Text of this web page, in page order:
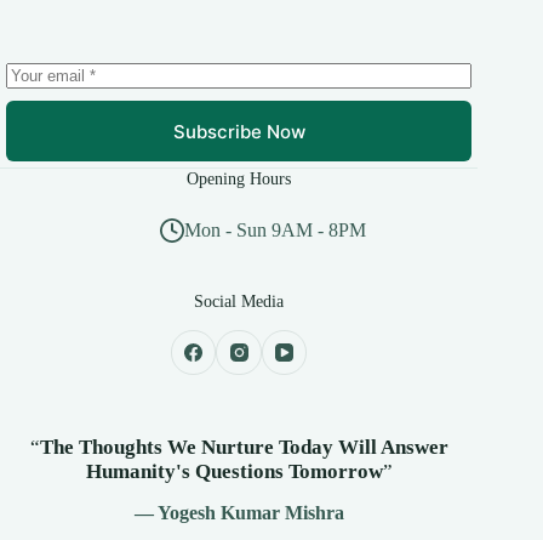
Subscribe Now
Opening Hours
Mon - Sun 9AM - 8PM
Social Media
“The Thoughts We Nurture Today Will Answer
Humanity's Questions Tomorrow”
— Yogesh Kumar Mishra